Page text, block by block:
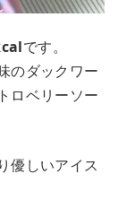
です。
のダックワー
ロベリーソー
優しいアイス